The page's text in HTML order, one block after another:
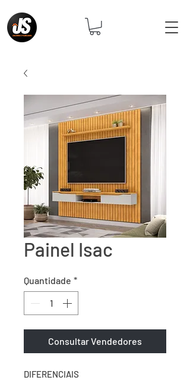
Painel Isac
Quantidade *
Consultar Vendedores
DIFERENCIAIS